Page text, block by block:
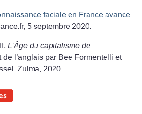
faciale en France avance
5 septembre 2020.
L’Âge du capitalisme de
de l’anglais par Bee Formentelli et
Zulma, 2020.